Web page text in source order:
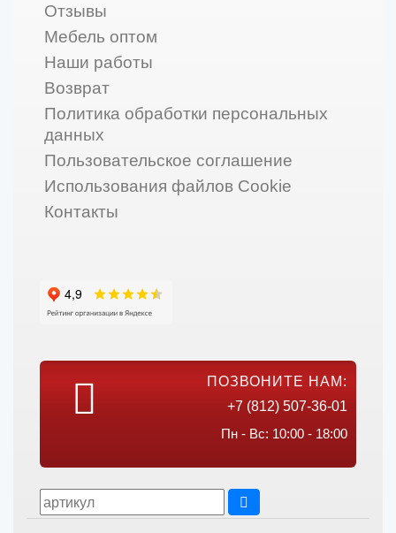
Отзывы
Мебель оптом
Наши работы
Возврат
Политика обработки персональных
данных
Пользовательское соглашение
Использования файлов Cookie
Контакты
ПОЗВОНИТЕ НАМ:
+7 (812) 507-36-01
Пн - Вс: 10:00 - 18:00